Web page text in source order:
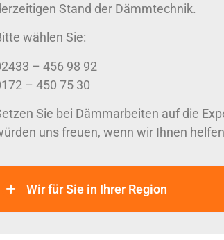
Stand der Dämmtechnik.
wählen Sie:
– 456 98 92
– 450 75 30
Sie bei Dämmarbeiten auf die
uns freuen, wenn wir Ihnen
Wir für Sie in Ihrer Region